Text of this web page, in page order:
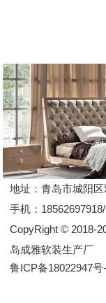
地址：青岛市城阳
手机：
CopyRight © 2018-
岛成雅软装生产厂
鲁ICP备18022947号